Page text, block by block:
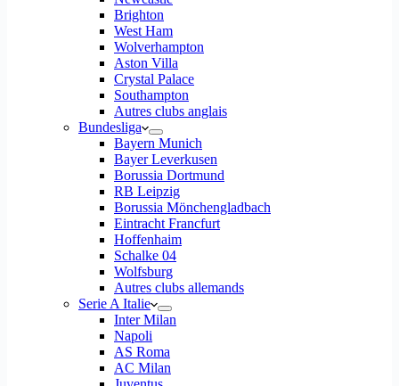
Brighton
West Ham
Wolverhampton
Aston Villa
Crystal Palace
Southampton
Autres clubs anglais
Bundesliga
Bayern Munich
Bayer Leverkusen
Borussia Dortmund
RB Leipzig
Borussia Mönchengladbach
Eintracht Francfurt
Hoffenhaim
Schalke 04
Wolfsburg
Autres clubs allemands
Serie A Italie
Inter Milan
Napoli
AS Roma
AC Milan